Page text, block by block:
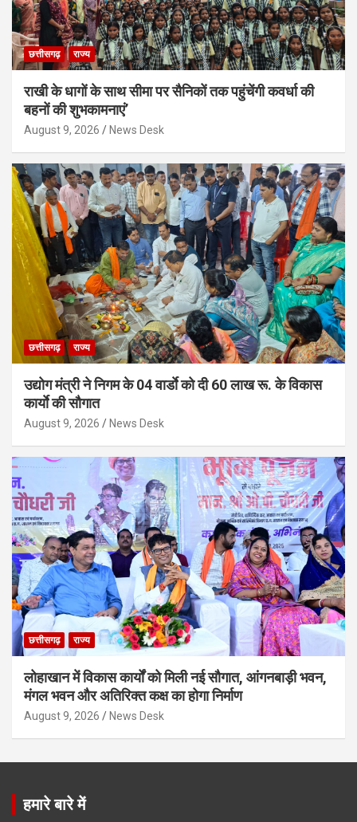
छत्तीसगढ़ राज्य
राखी के धागों के साथ सीमा पर सैनिकों तक पहुंचेंगी कवर्धा की
बहनों की शुभकामनाएं’
August 9, 2026 News Desk
छत्तीसगढ़ राज्य
उद्योग मंत्री ने निगम के 04 वार्डाे को दी 60 लाख रू. के विकास
कार्याे की सौगात
August 9, 2026 News Desk
छत्तीसगढ़ राज्य
लोहाखान में विकास कार्यों को मिली नई सौगात, आंगनबाड़ी भवन,
मंगल भवन और अतिरिक्त कक्ष का होगा निर्माण
August 9, 2026 News Desk
हमारे बारे में